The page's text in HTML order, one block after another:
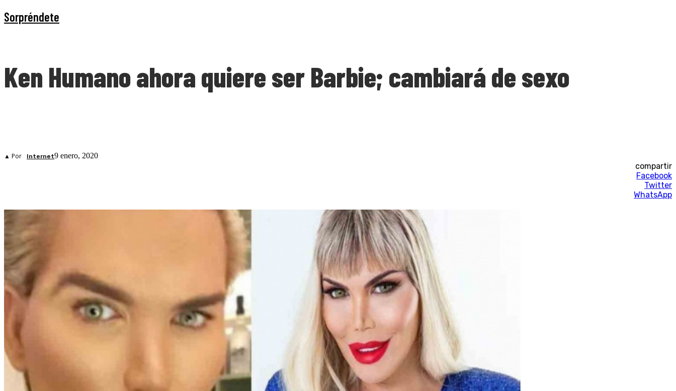
Sorpréndete
Ken Humano ahora quiere ser Barbie; cambiará de sexo
▲ Por Internet9 enero, 2020
compartir
Facebook
Twitter
WhatsApp